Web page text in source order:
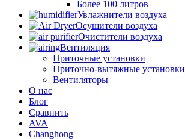
Более 100 литров
Увлажнители воздуха
Осушители воздуха
Очистители воздуха
Вентиляция
Приточные установки
Приточно-вытяжные установки
Вентиляторы
О нас
Блог
Сравнить
AVA
Changhong